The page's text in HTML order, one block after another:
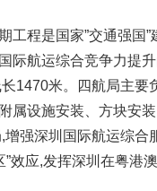
程是国家”交通强国
际航运综合竞争力提
1470米。四航局主要
属设施安装、方块安
强深圳国际航运综合
效应,发挥深圳在粤港